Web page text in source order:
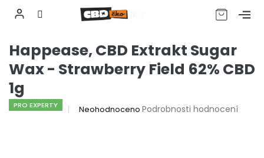
obsah
CZK
Happease, CBD Extrakt Sugar
Wax - Strawberry Field 62% CBD
1g
PRO EXPERTY
Průměrné
Neohodnoceno Podrobnosti hodnocení